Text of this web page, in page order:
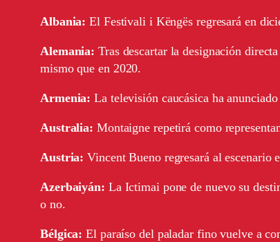
Albania:El Festivali i Këngës regresará en
Alemania: Tras descartar la designación
mismo que en 2020.
Armenia:La televisión caucásica ha
Australia: Montaigne repetirá como
Austria:Vincent Bueno regresará al escenario
Azerbaiyán: La Ictimai pone de nuevo su
o no.
Bélgica:El paraíso del paladar fino vuelve a